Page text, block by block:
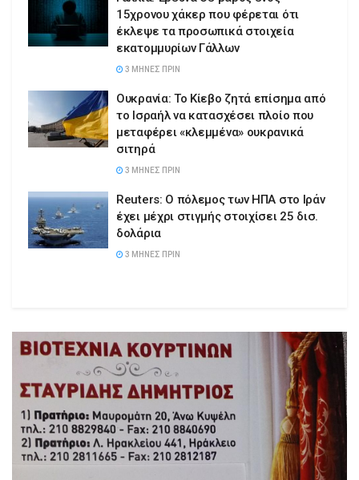
15χρονου χάκερ που φέρεται ότι
έκλεψε τα προσωπικά στοιχεία
εκατομμυρίων Γάλλων
3 ΜΉΝΕΣ ΠΡΙΝ
Ουκρανία: Το Κίεβο ζητά επίσημα από
το Ισραήλ να κατασχέσει πλοίο που
μεταφέρει «κλεμμένα» ουκρανικά
σιτηρά
3 ΜΉΝΕΣ ΠΡΙΝ
Reuters: Ο πόλεμος των ΗΠΑ στο Ιράν
έχει μέχρι στιγμής στοιχίσει 25 δισ.
δολάρια
3 ΜΉΝΕΣ ΠΡΙΝ